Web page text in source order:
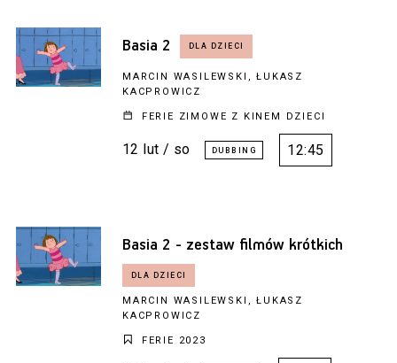
Basia 2
MARCIN WASILEWSKI, ŁUKASZ
KACPROWICZ
FERIE ZIMOWE Z KINEM DZIECI
12 lut / so 12:45
Basia 2 - zestaw filmów krótkich
MARCIN WASILEWSKI, ŁUKASZ
KACPROWICZ
FERIE 2023